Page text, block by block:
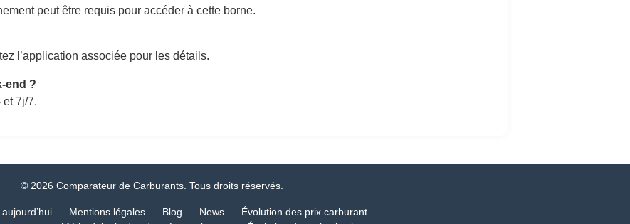
peut être requis pour accéder à cette borne.
l’application associée pour les détails.
end ?
7j/7.
© 2026 Comparateur de Carburants. Tous droits réservés.
Mentions légales Blog News
Évolution des prix carburant